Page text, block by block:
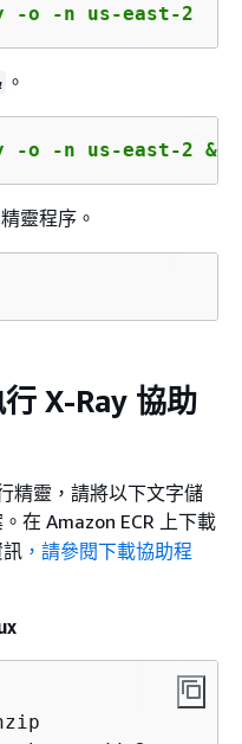
-o -n us-east-2
。
-o -n us-east-2 &
靈程序。
X-Ray 協助
精靈，請將以下文字儲
在 Amazon ECR 上下載
，請參閱下載協助程